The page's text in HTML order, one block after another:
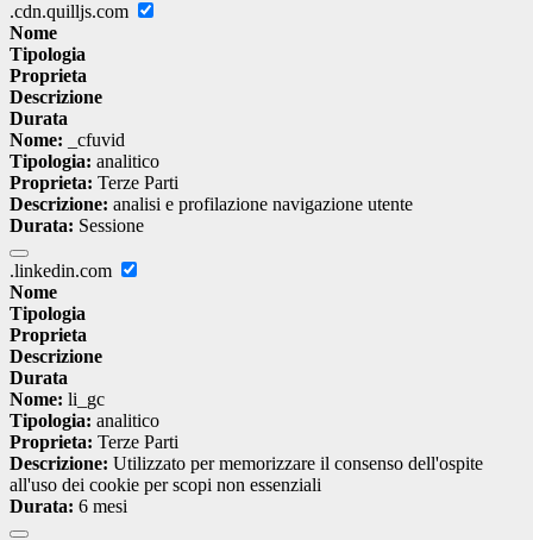
.cdn.quilljs.com
Nome
Tipologia
Proprieta
Descrizione
Durata
Nome: _cfuvid
Tipologia: analitico
Proprieta: Terze Parti
Descrizione: analisi e profilazione navigazione utente
Durata: Sessione
.linkedin.com
Nome
Tipologia
Proprieta
Descrizione
Durata
Nome: li_gc
Tipologia: analitico
Proprieta: Terze Parti
Descrizione: Utilizzato per memorizzare il consenso dell'ospite
all'uso dei cookie per scopi non essenziali
Durata: 6 mesi